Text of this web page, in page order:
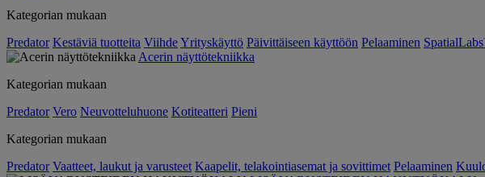
Kategorian mukaan
Predator Kestäviä tuotteita ViihdeYrityskäyttö Päivittäiseen käyttöön Pelaaminen
Acerin näyttötekniikka
Kategorian mukaan
Predator Vero Neuvotteluhuone Kotiteatteri Pieni
Kategorian mukaan
Predator Vaatteet, laukut ja varusteet Kaapelit, telakointiasemat ja sovittimet Pelaaminen